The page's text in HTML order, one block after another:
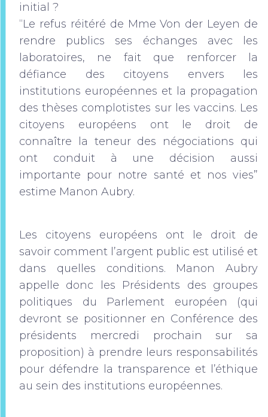
initial ?
“Le refus réitéré de Mme Von der Leyen de
rendre publics ses échanges avec les
laboratoires, ne fait que renforcer la
défiance des citoyens envers les
institutions européennes et la propagation
des thèses complotistes sur les vaccins. Les
citoyens européens ont le droit de
connaître la teneur des négociations qui
ont conduit à une décision aussi
importante pour notre santé et nos vies”
estime Manon Aubry.
Les citoyens européens ont le droit de
savoir comment l’argent public est utilisé et
dans quelles conditions. Manon Aubry
appelle donc les Présidents des groupes
politiques du Parlement européen (qui
devront se positionner en Conférence des
présidents mercredi prochain sur sa
proposition) à prendre leurs responsabilités
pour défendre la transparence et l’éthique
au sein des institutions européennes.